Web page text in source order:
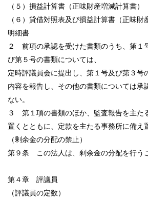
（５）損益計算書（正味財産増減計算書）
（６）貸借対照表及び損益計算書（正味
明細書
２ 前項の承認を受けた書類のうち、第１
び第５号の書類については、
定時評議員会に提出し、第１号及び第３号
内容を報告し、その他の書類については承
ない。
３ 第１項の書類のほか、監査報告を主た
置くとともに、定款を主たる事務所に備え
（剰余金の分配の禁止）
第９条 この法人は、剰余金の分配を行う
第４章 評議員
（評議員の定数）